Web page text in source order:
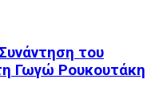
του
Γωγώ Ρουκουτάκη